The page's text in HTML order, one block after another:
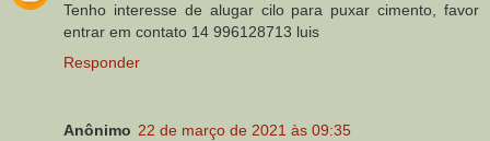
Tenho interesse de alugar cilo para puxar cimento, favor
entrar em contato 14 996128713 luis
Responder
Anônimo 22 de março de 2021 às 09:35